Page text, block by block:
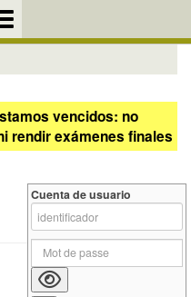
vencidos: no
rendir exámenes finales
Cuenta de usuario